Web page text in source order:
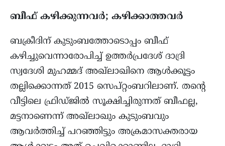
ബീഫ് കഴിക്കുന്നവർ; കഴിക്കാത്തവർ
ബക്രീദിന് കുടുംബത്തോടൊപ്പം ബീഫ്
കഴിച്ചുവെന്നാരോപിച്ച് ഉത്തർപ്രദേശ് ദാദ്രി
സ്വദേശി മുഹമ്മദ് അഖ്ലാഖിനെ ആൾക്കൂട്ടം
തല്ലിക്കൊന്നത് 2015 സെപ്റ്റംബറിലാണ്. തന്റെ
വീട്ടിലെ ഫ്രിഡ്ജിൽ സൂക്ഷിച്ചിരുന്നത് ബീഫല്ല,
മട്ടനാണെന്ന് അഖ്ലാഖും കുടുംബവും
ആവർത്തിച്ച് പറഞ്ഞിട്ടും അക്രമാസക്തരായ